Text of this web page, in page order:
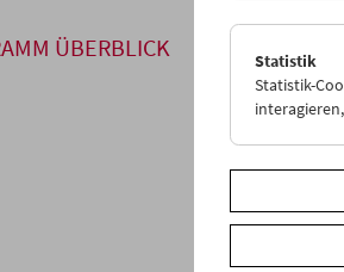
ÜBERBLICK
Statistik
Statistik-